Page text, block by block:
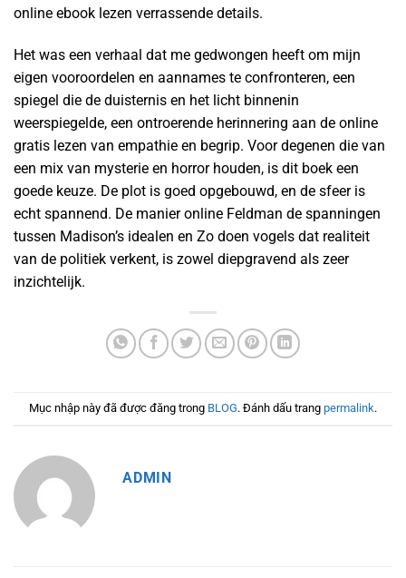
online ebook lezen verrassende details.
Het was een verhaal dat me gedwongen heeft om mijn
eigen vooroordelen en aannames te confronteren, een
spiegel die de duisternis en het licht binnenin
weerspiegelde, een ontroerende herinnering aan de online
gratis lezen van empathie en begrip. Voor degenen die van
een mix van mysterie en horror houden, is dit boek een
goede keuze. De plot is goed opgebouwd, en de sfeer is
echt spannend. De manier online Feldman de spanningen
tussen Madison’s idealen en Zo doen vogels dat realiteit
van de politiek verkent, is zowel diepgravend als zeer
inzichtelijk.
Mục nhập này đã được đăng trong BLOG. Đánh dấu trang permalink.
ADMIN